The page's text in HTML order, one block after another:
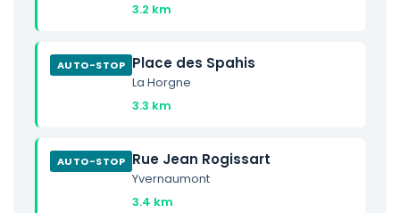
3.2 km
AUTO-STOP Place des Spahis
La Horgne
3.3 km
AUTO-STOP Rue Jean Rogissart
Yvernaumont
3.4 km